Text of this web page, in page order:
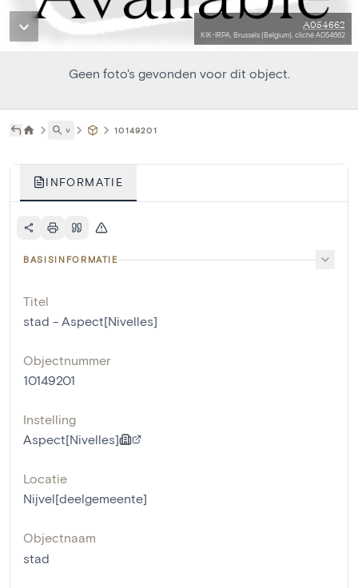
A054662
KIK-IRPA, Brussels (Belgium), cliché A054662
Geen foto's gevonden voor dit object.
˅ 10149201
INFORMATIE
BASISINFORMATIE
Titel
stad - Aspect[Nivelles]
Objectnummer
10149201
Instelling
Aspect[Nivelles]
Locatie
Nijvel[deelgemeente]
Objectnaam
stad